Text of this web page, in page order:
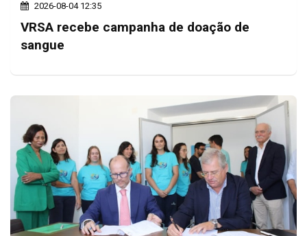
2026-08-04 12:35
VRSA recebe campanha de doação de
sangue